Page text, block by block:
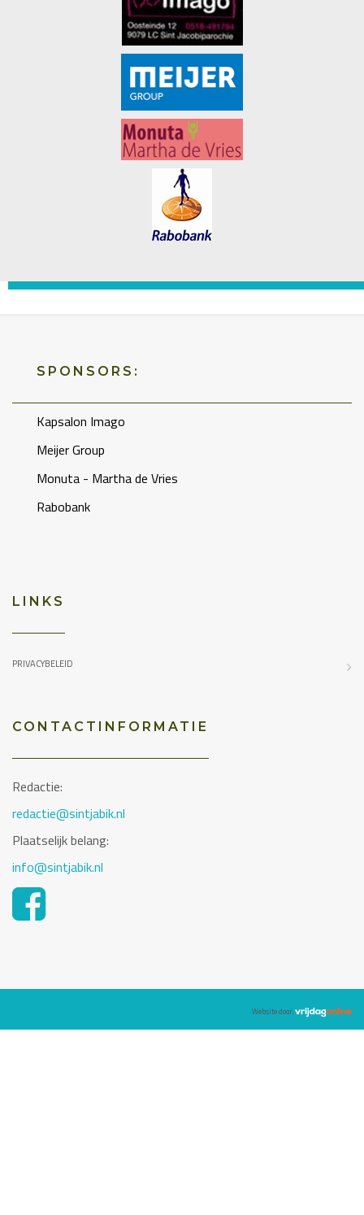
SPONSORS:
Kapsalon Imago
Meijer Group
Monuta - Martha de Vries
Rabobank
LINKS
PRIVACYBELEID
CONTACTINFORMATIE
Redactie:
redactie@sintjabik.nl
Plaatselijk belang:
info@sintjabik.nl
Website door: